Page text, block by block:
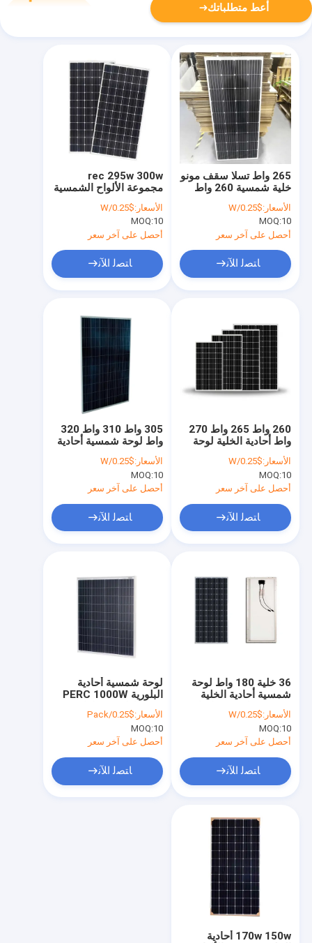
المنتجات
حول بنا
جولة في المعمل
أخبار
جميع القضايا
نظام الكهرباء الشمسية
نظام الطاقة الشمسية خارج الشبكة
نظام الطاقة الشمسية المحمولة
أعط متطلباتك
rec 295w 300w
مجموعة الألواح الشمسية
/ 36 خلية Pv الوحدة
الأسعار:$0.25/W
MOQ:10
أحصل على آخر سعر
ﺎﺘﺼﻟ ﺍﻶﻧ
265 واط تسلا سقف مونو
خلية شمسية 260 واط
295 واط 300 واط
الأسعار:$0.25/W
MOQ:10
أحصل على آخر سعر
ﺎﺘﺼﻟ ﺍﻶﻧ
305 واط 310 واط 320
واط لوحة شمسية أحادية
البلورية مون خلية عالية
الطاقة
الأسعار:$0.25/W
MOQ:10
أحصل على آخر سعر
ﺎﺘﺼﻟ ﺍﻶﻧ
260 واط 265 واط 270
واط أحادية الخلية لوحة
295 واط 300 واط
الأسعار:$0.25/W
MOQ:10
أحصل على آخر سعر
ﺎﺘﺼﻟ ﺍﻶﻧ
لوحة شمسية أحادية
البلورية PERC 1000W
واط 345 واط
الأسعار:$0.25/Pack
MOQ:10
أحصل على آخر سعر
ﺎﺘﺼﻟ ﺍﻶﻧ
36 خلية 180 واط لوحة
شمسية أحادية الخلية
الخلية
الأسعار:$0.25/W
MOQ:10
أحصل على آخر سعر
ﺎﺘﺼﻟ ﺍﻶﻧ
170w 150w أحادية